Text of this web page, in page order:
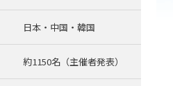
日本・中国・韓国
約1150名（主催者発表）